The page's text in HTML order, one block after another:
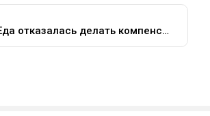
Яндекс.Еда отказалась делать компенсацию за заказ, который курьер привез куда-то не туда — Приёмная на vc.ru